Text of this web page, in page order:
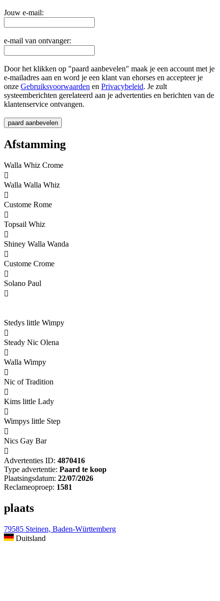
Jouw e-mail:
e-mail van ontvanger:
Door het klikken op "paard aanbevelen" maak je een account met je
e-mailadres aan en word je een klant van ehorses en accepteer je
onze Gebruiksvoorwaarden en Privacybeleid. Je zult
systeemberichten gerelateerd aan je advertenties en berichten van de
klantenservice ontvangen.
Afstamming
Walla Whiz Crome

Walla Walla Whiz

Custome Rome

Topsail Whiz

Shiney Walla Wanda

Custome Crome

Solano Paul

Stedys little Wimpy

Steady Nic Olena

Walla Wimpy

Nic of Tradition

Kims little Lady

Wimpys little Step

Nics Gay Bar

Advertenties ID: 4870416
Type advertentie: Paard te koop
Plaatsingsdatum: 22/07/2026
Reclameoproep: 1581
plaats
79585 Steinen, Baden-Württemberg
Duitsland